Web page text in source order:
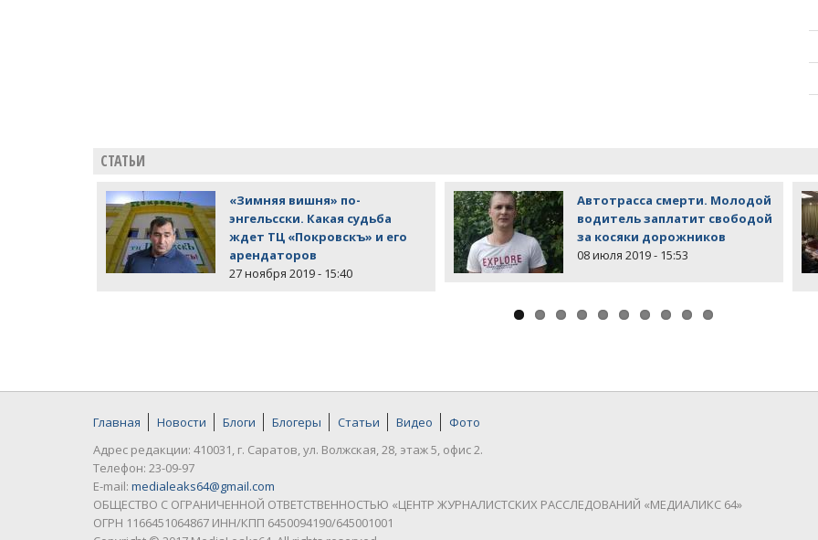
СТАТЬИ
«Зимняя вишня» по-
энгельсски. Какая судьба
ждет ТЦ «Покровскъ» и его
арендаторов
27 ноября 2019 - 15:40
Автотрасса смерти. Молодой
водитель заплатит свободой
за косяки дорожников
08 июля 2019 - 15:53
Главная Новости Блоги Блогеры Статьи Видео
Фото
Адрес редакции: 410031, г. Саратов, ул. Волжская, 28, этаж 5, офис 2.
Телефон: 23-09-97
E-mail: medialeaks64@gmail.com
ОБЩЕСТВО С ОГРАНИЧЕННОЙ ОТВЕТСТВЕННОСТЬЮ «ЦЕНТР ЖУРНАЛИСТСКИХ РАССЛЕДОВАНИЙ «МЕДИАЛИКС 64»
ОГРН 1166451064867 ИНН/КПП 6450094190/645001001